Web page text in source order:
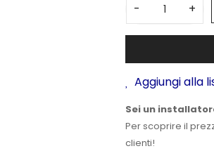
- +
Aggiungi alla
Sei un
Per scoprire il
clienti!